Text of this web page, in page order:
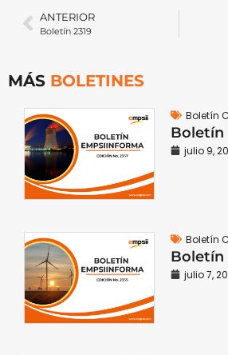
ANTERIOR
Boletín 2319
MÁS BOLETINES
Boletín
Boletín
julio 9,
Boletín
Boletín
julio 7,